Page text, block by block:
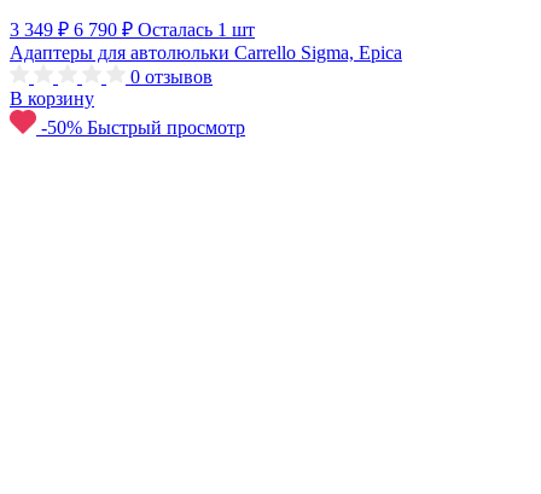
3 349 ₽ 6 790 ₽ Осталась 1 шт
Адаптеры для автолюльки Carrello Sigma, Epica
0 отзывов
В корзину
-50% Быстрый просмотр